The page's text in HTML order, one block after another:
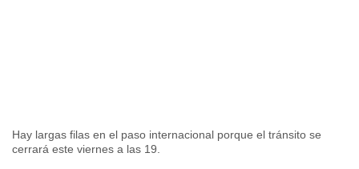
Hay largas filas en el paso internacional porque el tránsito se
cerrará este viernes a las 19.